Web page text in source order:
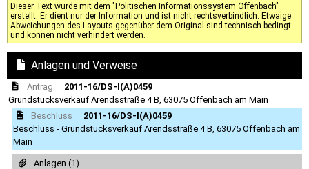
Dieser Text wurde mit dem "Politischen Informationssystem Offenbach"
erstellt. Er dient nur der Information und ist nicht rechtsverbindlich. Etwaige
Abweichungen des Layouts gegenüber dem Original sind technisch bedingt
und können nicht verhindert werden.
Anlagen und Verweise
Antrag
2011-16/DS-I(A)0459
Grundstücksverkauf Arendsstraße 4 B, 63075 Offenbach am Main
Beschluss
2011-16/DS-I(A)0459
Beschluss - Grundstücksverkauf Arendsstraße 4 B, 63075 Offenbach am
Main
Anlagen (1)